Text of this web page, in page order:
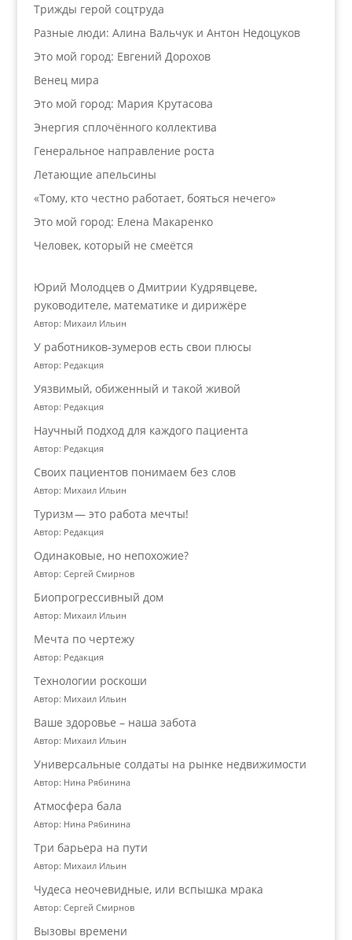
Трижды герой соцтруда
Разные люди: Алина Вальчук и Антон Недоцуков
Это мой город: Евгений Дорохов
Венец мира
Это мой город: Мария Крутасова
Энергия сплочённого коллектива
Генеральное направление роста
Летающие апельсины
«Тому, кто честно работает, бояться нечего»
Это мой город: Елена Макаренко
Человек, который не смеётся
Юрий Молодцев о Дмитрии Кудрявцеве,
руководителе, математике и дирижёре
Автор: Михаил Ильин
У работников‑зумеров есть свои плюсы
Автор: Редакция
Уязвимый, обиженный и такой живой
Автор: Редакция
Научный подход для каждого пациента
Автор: Редакция
Своих пациентов понимаем без слов
Автор: Михаил Ильин
Туризм — это работа мечты!
Автор: Редакция
Одинаковые, но непохожие?
Автор: Сергей Смирнов
Биопрогрессивный дом
Автор: Михаил Ильин
Мечта по чертежу
Автор: Редакция
Технологии роскоши
Автор: Михаил Ильин
Ваше здоровье – наша забота
Автор: Михаил Ильин
Универсальные солдаты на рынке недвижимости
Автор: Нина Рябинина
Атмосфера бала
Автор: Нина Рябинина
Три барьера на пути
Автор: Михаил Ильин
Чудеса неочевидные, или вспышка мрака
Автор: Сергей Смирнов
Вызовы времени